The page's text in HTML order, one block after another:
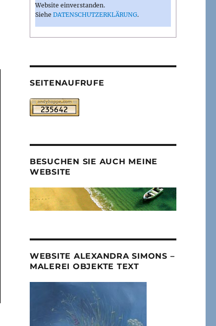
Website einverstanden.
Siehe DATENSCHUTZERKLÄRUNG.
SEITENAUFRUFE
BESUCHEN SIE AUCH MEINE
WEBSITE
WEBSITE ALEXANDRA SIMONS –
MALEREI OBJEKTE TEXT